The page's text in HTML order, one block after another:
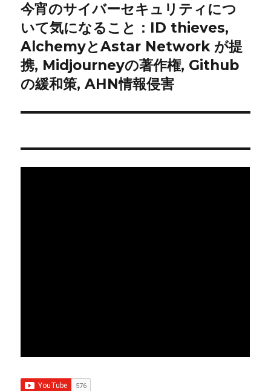
ー
シ
ョ
ン
次
の
投
稿:
今宵のサイバーセキュリティにつ
いて気になること：ID thieves,
AlchemyとAstar Network が提
携, Midjourneyの著作権, Github
の緩和策, AHN情報侵害